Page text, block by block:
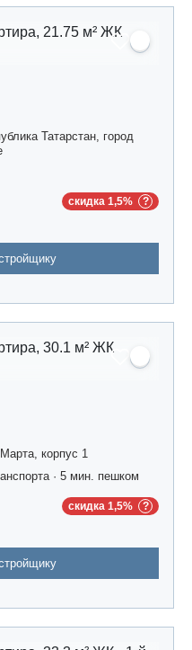
Татарстан, город
скидка 1,5%
корпус 1
· 5 мин. пешком
скидка 1,5%